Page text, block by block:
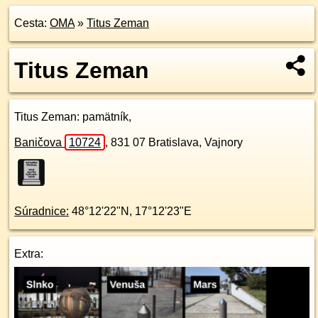
Cesta: OMA» Titus Zeman
Titus Zeman
Titus Zeman: pamätník,
Baničova 10724 , 831 07 Bratislava, Vajnory
Súradnice: 48°12'22"N , 17°12'23"E
Extra: